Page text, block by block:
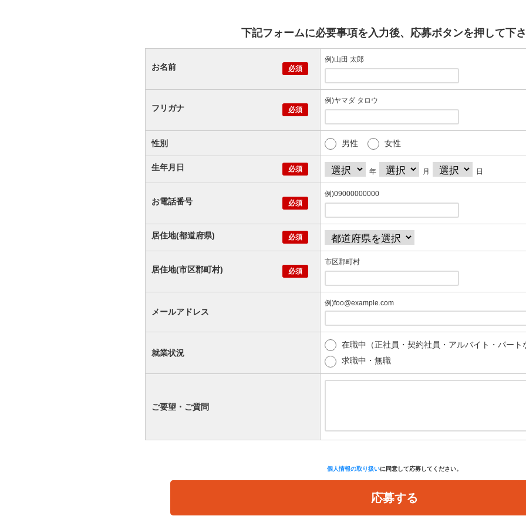
下記フォームに必要事項を入力後、応募ボタンを押して下
お名前
例)山田 太郎
フリガナ
例)ヤマダ タロウ
性別 男性 女性
生年月日 年 月 日
お電話番号
例)09000000000
居住地(都道府県)
居住地(市区郡町村)
市区郡町村
メールアドレス
例)foo@example.com
就業状況
在職中（正社員・契約社員・アルバイト・パート
求職中・無職
ご要望・ご質問
個人情報の取り扱いに同意して応募してください。